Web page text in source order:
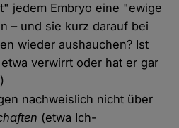
jedem Embryo eine "ewige
– und sie kurz darauf bei
wieder aushauchen? Ist
verwirrt oder hat er gar
nachweislich nicht über
(etwa Ich-